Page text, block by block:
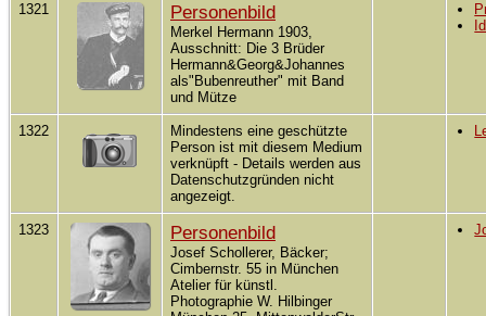
1321 Personenbild
Merkel Hermann 1903,
Ausschnitt: Die 3 Brüder
Hermann&Georg&Johannes
als"Bubenreuther" mit Band
und Mütze
1322
Mindestens eine geschützte
Person ist mit diesem Medium
verknüpft - Details werden aus
Datenschutzgründen nicht
angezeigt.
1323 Personenbild
Josef Schollerer, Bäcker;
Cimbernstr. 55 in München
Atelier für künstl.
Photographie W. Hilbinger